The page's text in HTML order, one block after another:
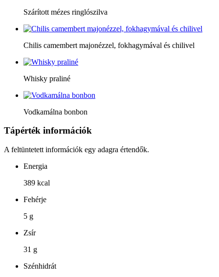
Szárított mézes ringlószilva
Chilis camembert majonézzel, fokhagymával és chilivel
Whisky praliné
Vodkamálna bonbon
Tápérték információk
A feltüntetett információk egy adagra értendők.
Energia
389 kcal
Fehérje
5 g
Zsír
31 g
Szénhidrát